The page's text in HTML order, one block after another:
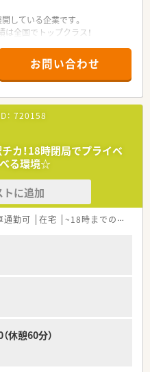
している企業です。
全国でトップクラス！
女性の方が長く活躍できる環境
お問い合わせ
720158
カ！18時閉局でプライベ
べる環境☆
に追加
通勤可 在宅 ~18時までの職場
休憩60分）